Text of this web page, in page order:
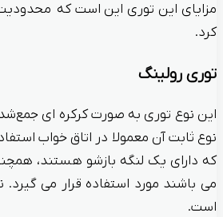
مزایای این توری این است که محدودیت
کرد.
توری رولینگ
این نوع توری به صورت کرکره ای
نوع ثابت آن معمولا در اتاق خواب
که دارای یک لنگه بازشو هستند،
می باشند مورد استفاده قرار می
است.